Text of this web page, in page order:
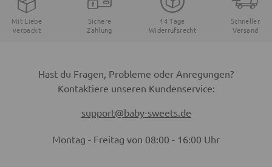
Mit Liebe
verpackt
Sichere
Zahlung
14 Tage
Widerrufsrecht
Schneller
Versand
Hast du Fragen, Probleme oder Anregungen?
Kontaktiere unseren Kundenservice:
support@baby-sweets.de
Montag - Freitag von 08:00 - 16:00 Uhr